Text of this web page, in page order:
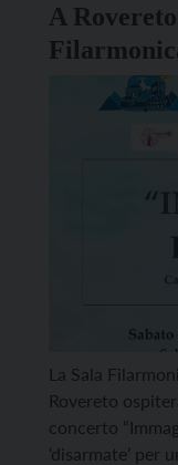
A
migliore
La Sala
Rovereto
concerto
‘disarmate’ per